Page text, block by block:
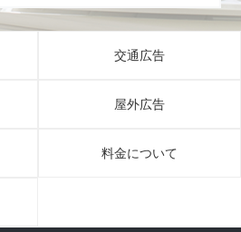
交通広告
屋外広告
料金について